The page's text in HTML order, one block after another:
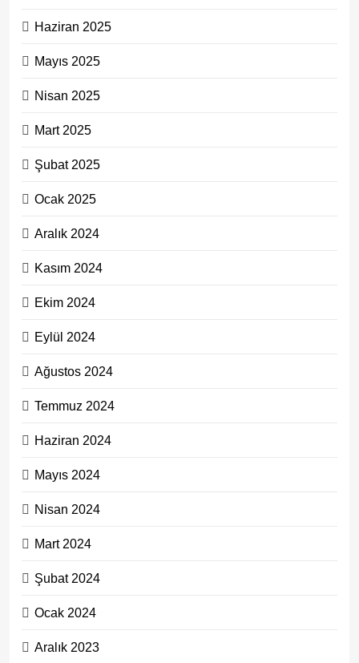
Haziran 2025
Mayıs 2025
Nisan 2025
Mart 2025
Şubat 2025
Ocak 2025
Aralık 2024
Kasım 2024
Ekim 2024
Eylül 2024
Ağustos 2024
Temmuz 2024
Haziran 2024
Mayıs 2024
Nisan 2024
Mart 2024
Şubat 2024
Ocak 2024
Aralık 2023